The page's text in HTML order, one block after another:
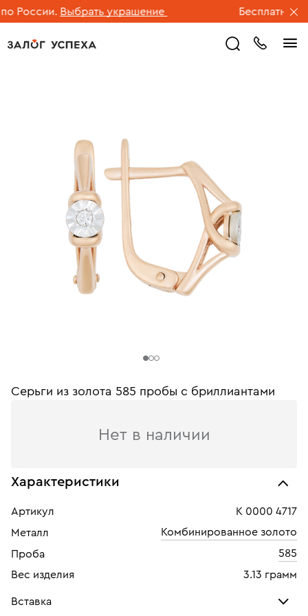
России. Выбрать украшение Бесплатная
Серьги из золота 585 пробы c бриллиантами
Нет в наличии
Характеристики
Артикул
К 0000 4717
Металл
Комбинированное золото
Проба
585
Вес изделия
3.13 грамм
Вставка